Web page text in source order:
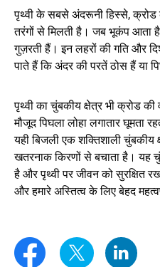
पृथ्वी के सबसे अंदरूनी हिस्से,
तरंगों से मिलती है। जब भूकंप आता
गुज़रती हैं। इन लहरों की गति और
पाते हैं कि अंदर की परतें ठोस हैं या
पृथ्वी का चुंबकीय क्षेत्र भी क्रोड
मौजूद पिघला लोहा लगातार घूमता
यही बिजली एक शक्तिशाली चुंबकीय
खतरनाक किरणों से बचाता है। यह
है और पृथ्वी पर जीवन को सुरक्षित
और हमारे अस्तित्व के लिए बेहद